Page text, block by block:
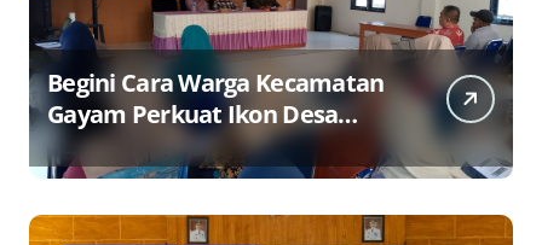
Begini Cara Warga Kecamatan
Gayam Perkuat Ikon Desa
Penggerak Ekonomi Lokal
Melalui TPID